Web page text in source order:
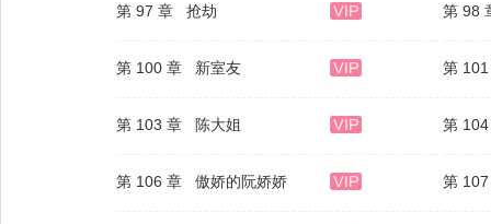
第 97 章 抢劫 第 98
第 100 章 新室友 第
第 103 章 陈大姐 第
第 106 章 傲娇的阮娇娇 第